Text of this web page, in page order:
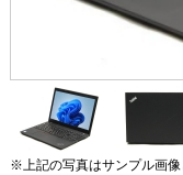
※上記の写真はサンプル画